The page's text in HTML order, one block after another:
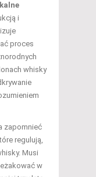
i
proces
whisky
zapomnieć
regulują,
Musi
w